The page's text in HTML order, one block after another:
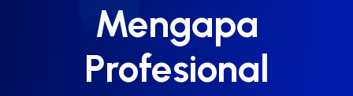
Mengapa
Profesional